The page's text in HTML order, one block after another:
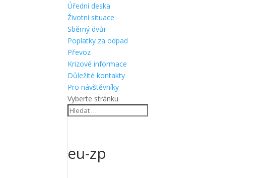
Úřední deska
Životní situace
Sběrný dvůr
Poplatky za odpad
Převoz
Krizové informace
Důležité kontakty
Pro návštěvníky
Vyberte stránku
eu-zp